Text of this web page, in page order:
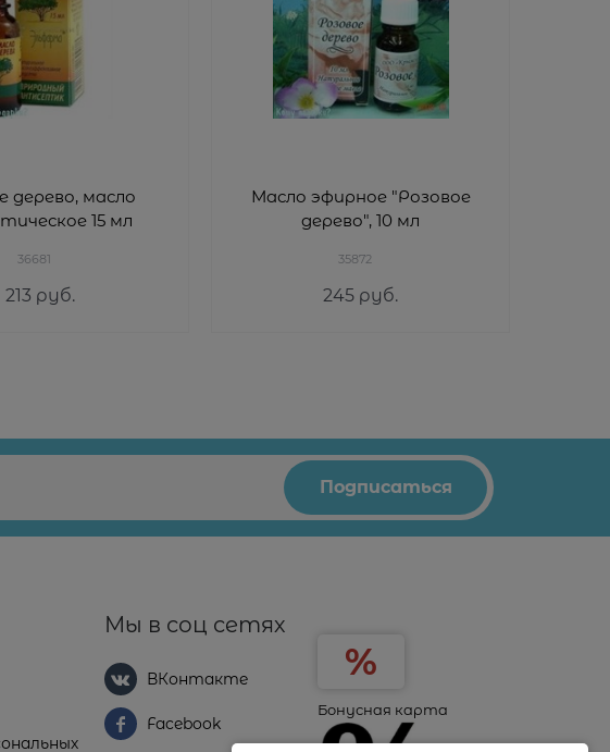
дерево, масло
15 мл
36681
213 руб.
Масло эфирное "Розовое
дерево", 10 мл
35872
245 руб.
Мы в соц сетях
ВКонтакте
Facebook
Бонусная карта